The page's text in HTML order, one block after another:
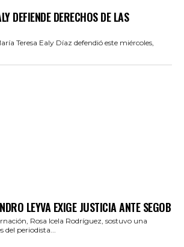
DEFIENDE DERECHOS DE LAS
Teresa Ealy Díaz defendió este miércoles,
LEYVA EXIGE JUSTICIA ANTE SEGOB
Rosa Icela Rodríguez, sostuvo una
periodista...